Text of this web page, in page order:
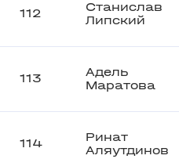
112
Станислав
Липский
113
Адель
Маратова
114
Ринат
Аляутдинов